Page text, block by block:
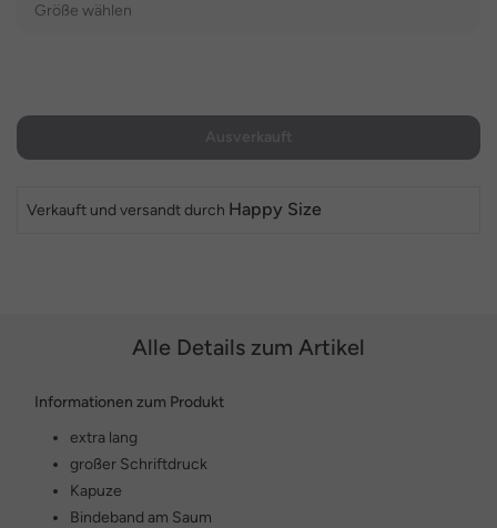
Größe wählen
Verkauft und versandt durch Happy Size
Alle Details zum Artikel
Informationen zum Produkt
extra lang
großer Schriftdruck
Kapuze
Bindeband am Saum